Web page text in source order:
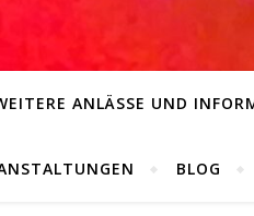
ANLÄSSE UND
BLOG